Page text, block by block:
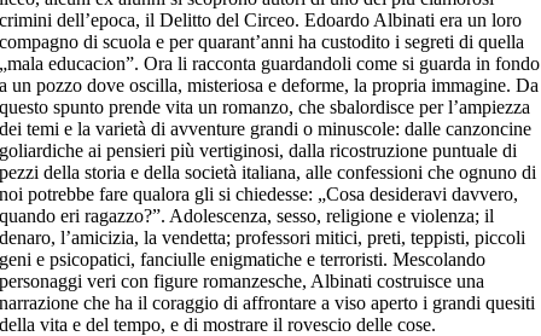
crimini dell’epoca, il Delitto del Circeo. Edoardo Albinati era un loro
compagno di scuola e per quarant’anni ha custodito i segreti di quella
„mala educacion”. Ora li racconta guardandoli come si guarda in fondo
a un pozzo dove oscilla, misteriosa e deforme, la propria immagine. Da
questo spunto prende vita un romanzo, che sbalordisce per l’ampiezza
dei temi e la varietà di avventure grandi o minuscole: dalle canzoncine
goliardiche ai pensieri più vertiginosi, dalla ricostruzione puntuale di
pezzi della storia e della società italiana, alle confessioni che ognuno di
noi potrebbe fare qualora gli si chiedesse: „Cosa desideravi davvero,
quando eri ragazzo?”. Adolescenza, sesso, religione e violenza; il
denaro, l’amicizia, la vendetta; professori mitici, preti, teppisti, piccoli
geni e psicopatici, fanciulle enigmatiche e terroristi. Mescolando
personaggi veri con figure romanzesche, Albinati costruisce una
narrazione che ha il coraggio di affrontare a viso aperto i grandi quesiti
della vita e del tempo, e di mostrare il rovescio delle cose.